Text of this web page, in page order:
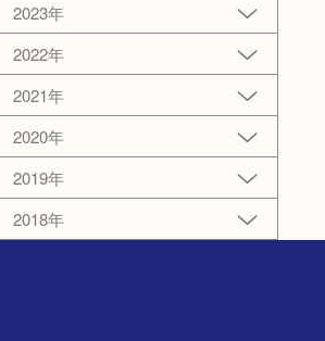
2023年
2022年
2021年
2020年
2019年
2018年